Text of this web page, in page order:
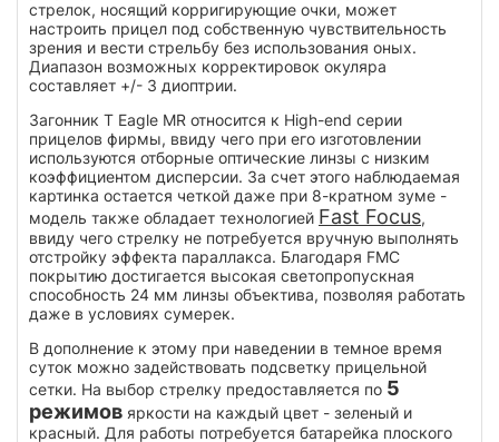
стрелок, носящий корригирующие очки, может
настроить прицел под собственную чувствительность
зрения и вести стрельбу без использования оных.
Диапазон возможных корректировок окуляра
составляет +/- 3 диоптрии.
Загонник T Eagle MR относится к High-end серии
прицелов фирмы, ввиду чего при его изготовлении
используются отборные оптические линзы с низким
коэффициентом дисперсии. За счет этого наблюдаемая
картинка остается четкой даже при 8-кратном зуме -
модель также обладает технологией Fast Focus,
ввиду чего стрелку не потребуется вручную выполнять
отстройку эффекта параллакса. Благодаря FMC
покрытию достигается высокая светопропускная
способность 24 мм линзы объектива, позволяя работать
даже в условиях сумерек.
В дополнение к этому при наведении в темное время
суток можно задействовать подсветку прицельной
сетки. На выбор стрелку предоставляется по 5
режимов яркости на каждый цвет - зеленый и
красный. Для работы потребуется батарейка плоского